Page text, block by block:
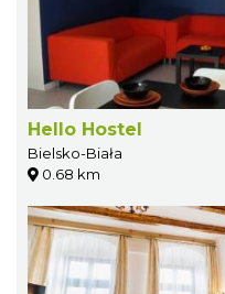
Hello Hostel
Bielsko-Biała
0.68 km